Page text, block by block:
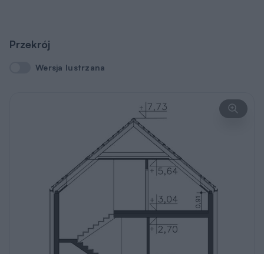
Przekrój
Wersja lustrzana
Wersja lustrzana